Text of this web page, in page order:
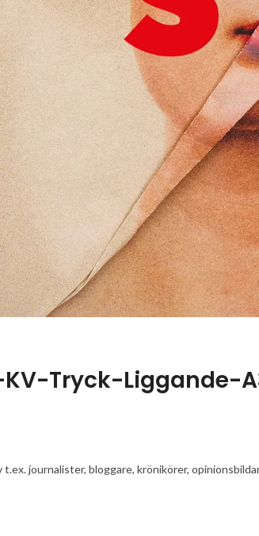
Tryck-Liggande-
t.ex. journalister, bloggare, krönikörer,